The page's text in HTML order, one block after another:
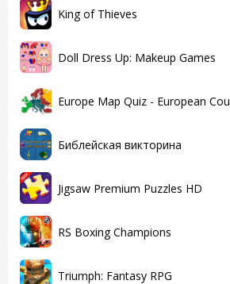
King of Thieves
Doll Dress Up: Makeup Games
Europe Map Quiz - European Cou
Библейская викторина
Jigsaw Premium Puzzles HD
RS Boxing Champions
Triumph: Fantasy RPG